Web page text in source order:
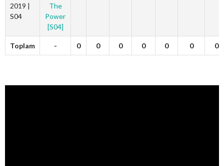
2019 |
S04
The
Power
[S04]
Toplam - 0 0 0 0 0 0 0